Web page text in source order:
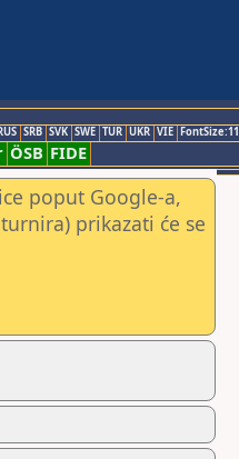
SRB SVK SWE TUR UKR VIE
ÖSB FIDE
poput Google-a,
prikazati će se